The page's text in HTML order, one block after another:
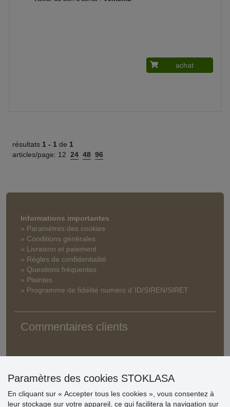
achat
résultats 1 - 1 de 1
articles/page: 12 24 48 96
Informations importantes
» Paramètres des cookies
» Conditions générales
» Livraison et paiement
» Règles de confidentialité
» Questions fréquentes
» Plaintes
» Programme de fidélité numéro d´ID/SIREN/SIRET
Commentaires clients
Paramètres des cookies STOKLASA
En cliquant sur « Accepter tous les cookies », vous consentez à
leur stockage sur votre appareil, ce qui facilitera la navigation sur